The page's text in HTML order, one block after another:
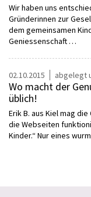
Wir haben uns
Gründerinnen zur
dem gemeinsamen
Geniessenschaft …
02.10.2015 abgelegt
Wo macht der
üblich!
Erik B. aus Kiel mag
die Webseiten
Kinder.“ Nur eines